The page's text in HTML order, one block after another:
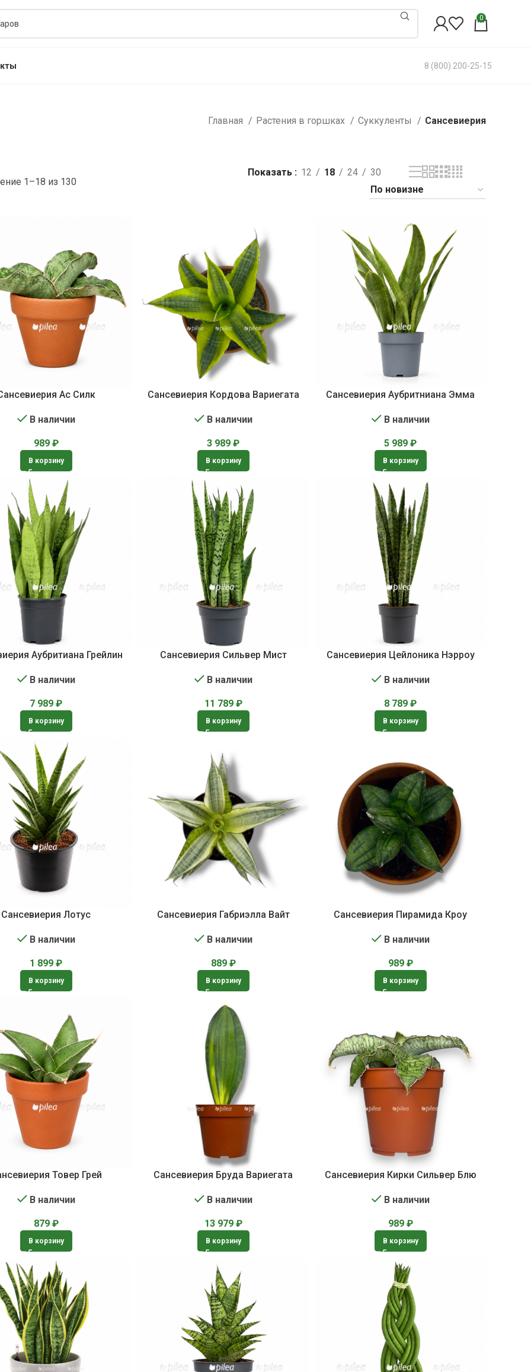
0
8 (800) 200-25-15
Главная Растения в горшках Суккуленты Сансевиерия
1–18 из 130
Показать 12 18 24 30
Ас Силк
В наличии
989 ₽
В корзину
Сансевиерия Кордова Вариегата
В наличии
3 989₽
В корзину
Сансевиерия Аубритниана Эмма
В наличии
5 989₽
В корзину
Аубритиана Грейлин
В наличии
7 989₽
В корзину
Сансевиерия Сильвер Мист
В наличии
11 789 ₽
В корзину
Сансевиерия Цейлоника Нэрроу
В наличии
8 789₽
В корзину
Сансевиерия Лотус
В наличии
1 899₽
В корзину
Сансевиерия Габриэлла Вайт
В наличии
889 ₽
В корзину
Сансевиерия Пирамида Кроу
В наличии
989 ₽
В корзину
Товер Грей
В наличии
879 ₽
В корзину
Сансевиерия Бруда Вариегата
В наличии
13 979 ₽
В корзину
Сансевиерия Кирки Сильвер Блю
В наличии
989 ₽
В корзину